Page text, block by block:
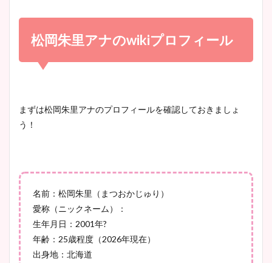
宇賀神メグアナのニット画像
小室瑛莉子のカップ画像まと
め！足が美脚でニット衣装も
かわいい！
清水麻椰アナのかわいい画
大家彩香アナのかわいいカッ
プ画像まとめ！同期や実家に
松岡朱里アナのwikiプロフィール
まずは松岡朱里アナのプロフィールを確認しておきましょ
う！
名前：松岡朱里（まつおかじゅり）
愛称（ニックネーム）：
生年月日：2001年?
年齢：25歳程度（2026年現在）
出身地：北海道